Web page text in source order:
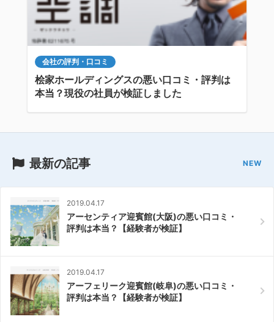
会社の評判・口コミ
桧家ホールディングスの悪い口コミ・評判は
本当？現役の社員が検証しました
最新の記事
2019.04.17
アーセンティア迎賓館(大阪)の悪い口コミ・
評判は本当？【経験者が検証】
2019.04.17
アーフェリーク迎賓館(岐阜)の悪い口コミ・
評判は本当？【経験者が検証】